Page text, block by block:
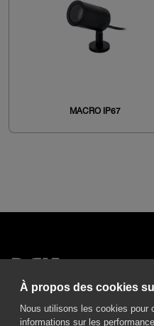
MACRO IP67
50013 Campi Bisenzio Firenze - Italy
À propos des cookies
Nous utilisons les cookies pour
informations sur les